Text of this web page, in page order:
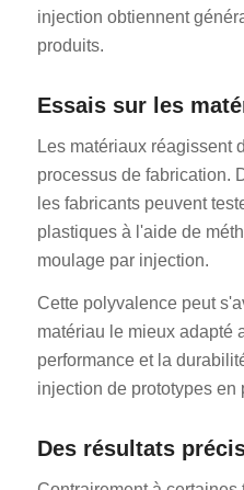
injection obtiennent
produits.
Essais sur les
Les matériaux réagissent
processus de fabrication.
les fabricants peuvent
plastiques à l'aide de
moulage par injection.
Cette polyvalence peut
matériau le mieux adapté
performance et la
injection de prototypes en
Des résultats